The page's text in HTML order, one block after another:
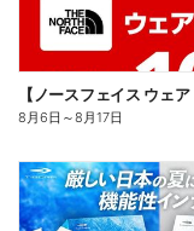
8月6日 ～8月17日